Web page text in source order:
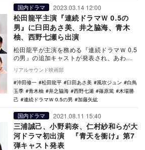
国内ドラマ 2023.03.14 12:00
松田龍平主演『連続ドラマＷ 0.5の
男』に臼田あさ美、井之脇海、青木
柚、西野七瀬ら出演
松田龍平が主演を務める『連続ドラマＷ 0.5
の男』の追加キャストが発表され、あわせ
て特報映像が公開された。 2016年公開
の…
リアルサウンド映画部
沖田修一
松田龍平 臼田あさ美 風吹ジュン
白鳥
玉季
青木柚 井之脇海 西野七瀬 篠原篤
木場勝
己
連続ドラマＷ 0.5の男 加藤矢紘
国内ドラマ 2021.08.11 15:40
三浦誠己、小野莉奈、仁村紗和らが大
河ドラマ初出演 『青天を衝け』第7
弾キャスト発表